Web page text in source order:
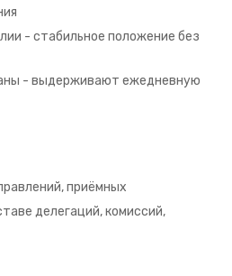
- стабильное положение без
- выдерживают ежедневную
приёмных
делегаций, комиссий,